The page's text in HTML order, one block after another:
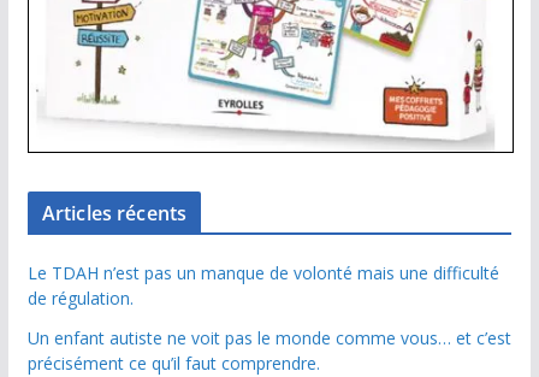
Articles récents
Le TDAH n’est pas un manque de volonté mais une difficulté
de régulation.
Un enfant autiste ne voit pas le monde comme vous… et c’est
précisément ce qu’il faut comprendre.